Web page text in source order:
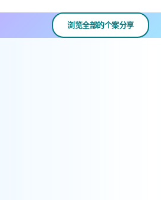
浏览全部的个案分享